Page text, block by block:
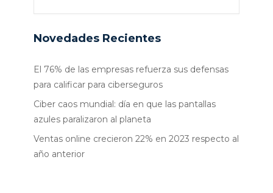
Novedades Recientes
El 76% de las empresas refuerza sus defensas
para calificar para ciberseguros
Ciber caos mundial: día en que las pantallas
azules paralizaron al planeta
Ventas online crecieron 22% en 2023 respecto al
año anterior